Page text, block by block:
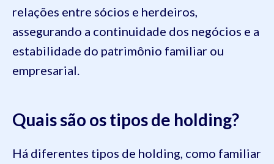
relações entre sócios e herdeiros,
assegurando a continuidade dos negócios e a
estabilidade do patrimônio familiar ou
empresarial.
Quais são os tipos de holding?
Há diferentes tipos de holding, como familiar